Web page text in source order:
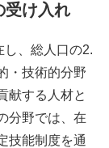
受け入れ
し、総人口の2.
・技術的分野
献する人材と
分野では、在
技能制度を通